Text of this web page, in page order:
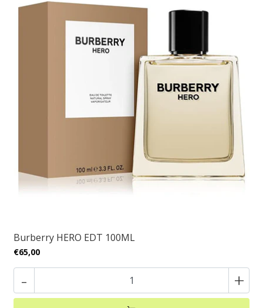
Burberry HERO EDT 100ML
€65,00
- +